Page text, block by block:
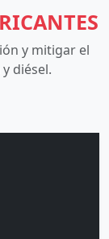
y mitigar el
diésel.